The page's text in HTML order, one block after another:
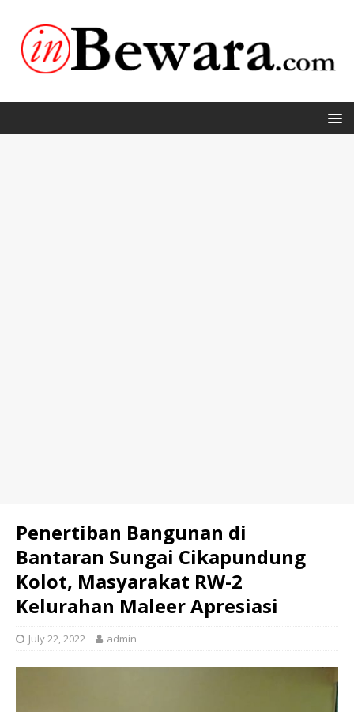
Penertiban Bangunan di
Bantaran Sungai Cikapundung
Kolot, Masyarakat RW-2
Kelurahan Maleer Apresiasi
July 22, 2022 admin